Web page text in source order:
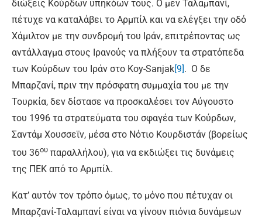
διώξεις Κούρδων υπηκόων τους. Ο μεν Ταλαμπανί,
πέτυχε να καταλάβει το Αρμπίλ και να ελέγξει την οδό
Χάμιλτον με την συνδρομή του Ιράν, επιτρέποντας ως
αντάλλαγμα στους Ιρανούς να πλήξουν τα στρατόπεδα
των Κούρδων του Ιράν στο Koy-Sanjak[9]. O δε
Μπαρζανί, πριν την πρόσφατη συμμαχία του με την
Τουρκία, δεν δίστασε να προσκαλέσει τον Αύγουστο
του 1996 τα στρατεύματα του σφαγέα των Κούρδων,
Σαντάμ Χουσσεϊν, μέσα στο Νότιο Κουρδιστάν (βορείως
του 36ου παραλλήλου), για να εκδιώξει τις δυνάμεις
της ΠΕΚ από το Αρμπίλ.
Κατ’ αυτόν τον τρόπο όμως, το μόνο που πέτυχαν οι
Μπαρζανί-Ταλαμπανί είναι να γίνουν πιόνια δυνάμεων